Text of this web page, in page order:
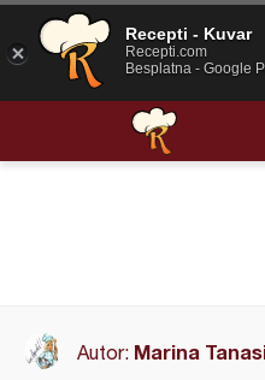
Autor: Marina
Recepti - Kuvar
Recepti.com
Besplatna - Google